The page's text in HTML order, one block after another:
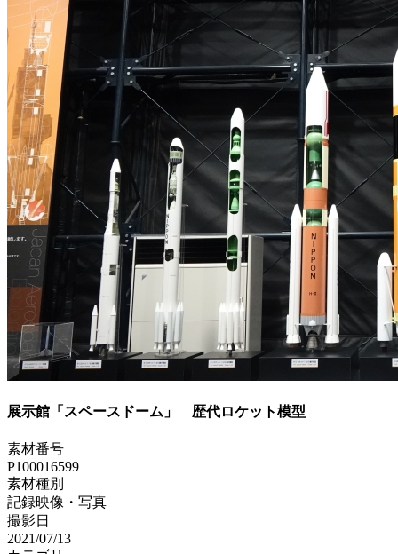
展示館「スペースドーム」 歴代ロケット模型
素材番号
P100016599
素材種別
記録映像・写真
撮影日
2021/07/13